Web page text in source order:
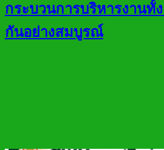
กระบวนการบริหารงานทั้
กันอย่างสมบูรณ์